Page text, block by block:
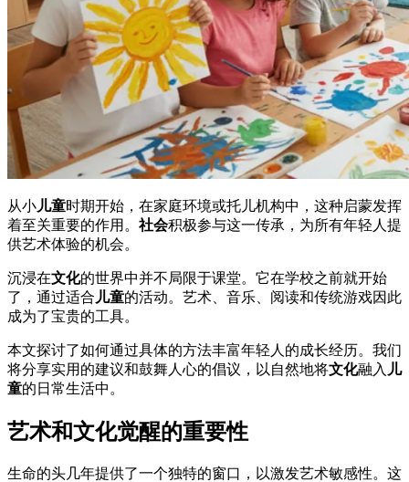
从小儿童时期开始，在家庭环境或托儿机构中，这种启蒙发挥
着至关重要的作用。 社会积极参与这一传承，为所有年轻人提
供艺术体验的机会。
沉浸在文化的世界中并不局限于课堂。它在学校之前就开始
了，通过适合 儿童的活动。艺术、音乐、阅读和传统游戏因此
成为了宝贵的工具。
本文探讨了如何通过具体的方法丰富年轻人的成长经历。我们
将分享实用的建议和鼓舞人心的倡议，以自然地将文化融入 儿
童的日常生活中。
艺术和文化觉醒的重要性
生命的头几年提供了一个独特的窗口，以激发艺术敏感性。这